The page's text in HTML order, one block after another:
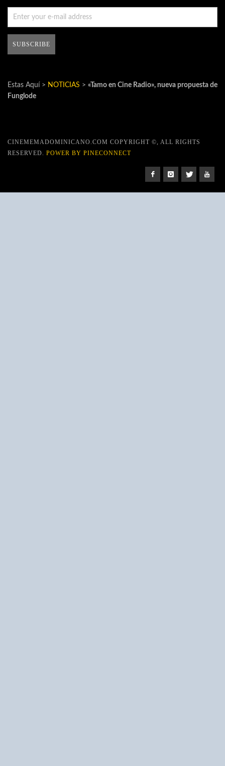
Estas Aquí > NOTICIAS > «Tamo en Cine Radio», nueva propuesta de
Funglode
CINEMEMADOMINICANO.COM COPYRIGHT ©, ALL RIGHTS
RESERVED. POWER BY PINECONNECT